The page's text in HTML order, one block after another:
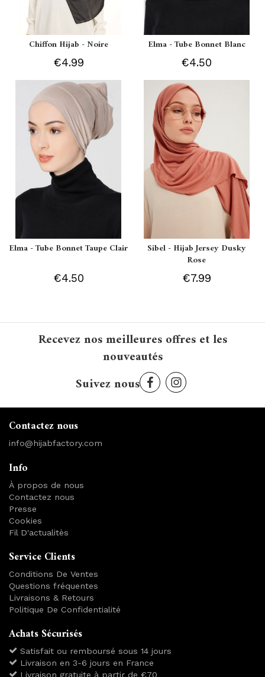
Chiffon Hijab - Noire
€4.99
Elma - Tube Bonnet Blanc
€4.50
Elma - Tube Bonnet Taupe Clair
€4.50
Sibel - Hijab Jersey Dusky
Rose
€7.99
Recevez nos meilleures offres et les
nouveautés
Suivez nous
Contactez nous
info@hijabfactory.com
Info
À propos de nous
Contactez nous
Presse
Cookies
Fil D'actualitès
Service Clients
Conditions De Ventes
Questions fréquentes
Livraisons & Retours
Politique De Confidentialité
Achats Sécurisés
Satisfait ou remboursé sous 14 jours
Livraison en 3-6 jours en France
Livraison gratuite à partir de €70